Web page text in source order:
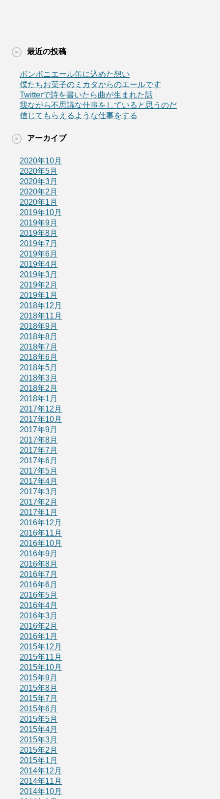
最近の投稿
ボンボニエール缶に込めた想い
僕たちお菓子のミカタからのエールです
Twitterで詩を書いたら曲が生まれた話
我ながら不思議な仕事をしていると思うのだ
信じてもらえるような仕事をする
アーカイブ
2020年10月
2020年5月
2020年3月
2020年2月
2020年1月
2019年10月
2019年9月
2019年8月
2019年7月
2019年6月
2019年4月
2019年3月
2019年2月
2019年1月
2018年12月
2018年11月
2018年9月
2018年8月
2018年7月
2018年6月
2018年5月
2018年3月
2018年2月
2018年1月
2017年12月
2017年10月
2017年9月
2017年8月
2017年7月
2017年6月
2017年5月
2017年4月
2017年3月
2017年2月
2017年1月
2016年12月
2016年11月
2016年10月
2016年9月
2016年8月
2016年7月
2016年6月
2016年5月
2016年4月
2016年3月
2016年2月
2016年1月
2015年12月
2015年11月
2015年10月
2015年9月
2015年8月
2015年7月
2015年6月
2015年5月
2015年4月
2015年3月
2015年2月
2015年1月
2014年12月
2014年11月
2014年10月